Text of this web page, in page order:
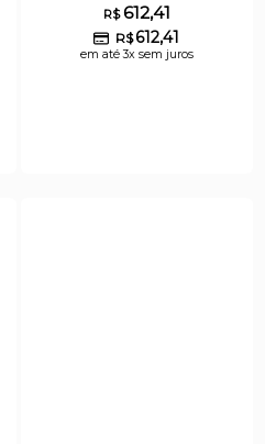
R$612,41
R$612,41
em até 3x sem juros